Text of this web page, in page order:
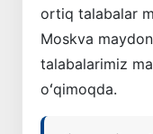
ortiq talabalar
Moskva
talabalarimiz
oʻqimoqda.